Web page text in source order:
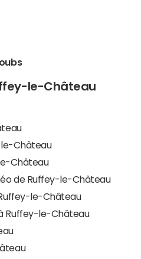
le-Château
le-Château
Château
de Ruffey-le-Château
le-Château
Ruffey-le-Château